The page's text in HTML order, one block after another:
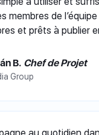
membres de
et prêts à publier
B. Chef de Projet
Group